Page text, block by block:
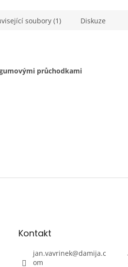
soubory (1) Diskuze
průchodkami
Kontakt
jan.vavrinek@damija.c
om